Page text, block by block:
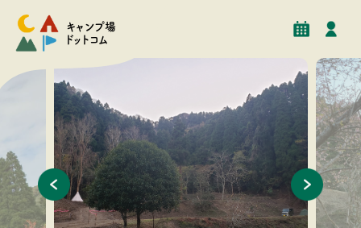
キャンプ場
ドットコム
予約 施設情報